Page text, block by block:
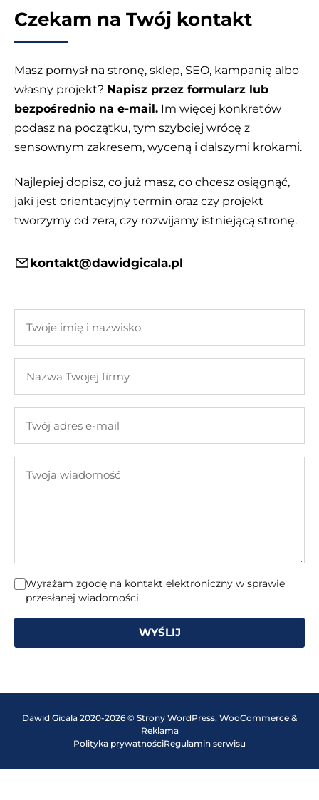
Czekam na Twój kontakt
Masz pomysł na stronę, sklep, SEO, kampanię albo
własny projekt? Napisz przez formularz lub
bezpośrednio na e-mail. Im więcej konkretów
podasz na początku, tym szybciej wrócę z
sensownym zakresem, wyceną i dalszymi krokami.
Najlepiej dopisz, co już masz, co chcesz osiągnąć,
jaki jest orientacyjny termin oraz czy projekt
tworzymy od zera, czy rozwijamy istniejącą stronę.
kontakt@dawidgicala.pl
imię
nazwisko
Twojej
adres
mail
wiadomość
Wyrażam zgodę na kontakt elektroniczny w sprawie
przesłanej wiadomości.
WYŚLIJ
Dawid Gicala 2020-2026 © Strony WordPress, WooCommerce &
Reklama
Polityka prywatnościRegulamin serwisu